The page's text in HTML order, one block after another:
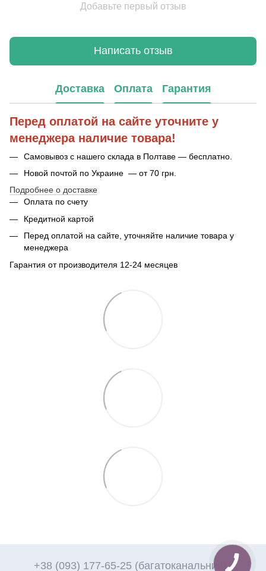
Добавьте первый отзыв
Написать отзыв
Доставка Оплата Гарантия
Перед оплатой на сайте уточните у
менеджера наличие товара!
Самовывоз с нашего склада в Полтаве — бесплатно.
Новой почтой по Украине — от 70 грн.
Подробнее о доставке
Оплата по счету
Кредитной картой
Перед оплатой на сайте, уточняйте наличие товара у
менеджера
Гарантия от производителя 12-24 месяцев
+38 (093) 177-65-25 (багатоканальний)